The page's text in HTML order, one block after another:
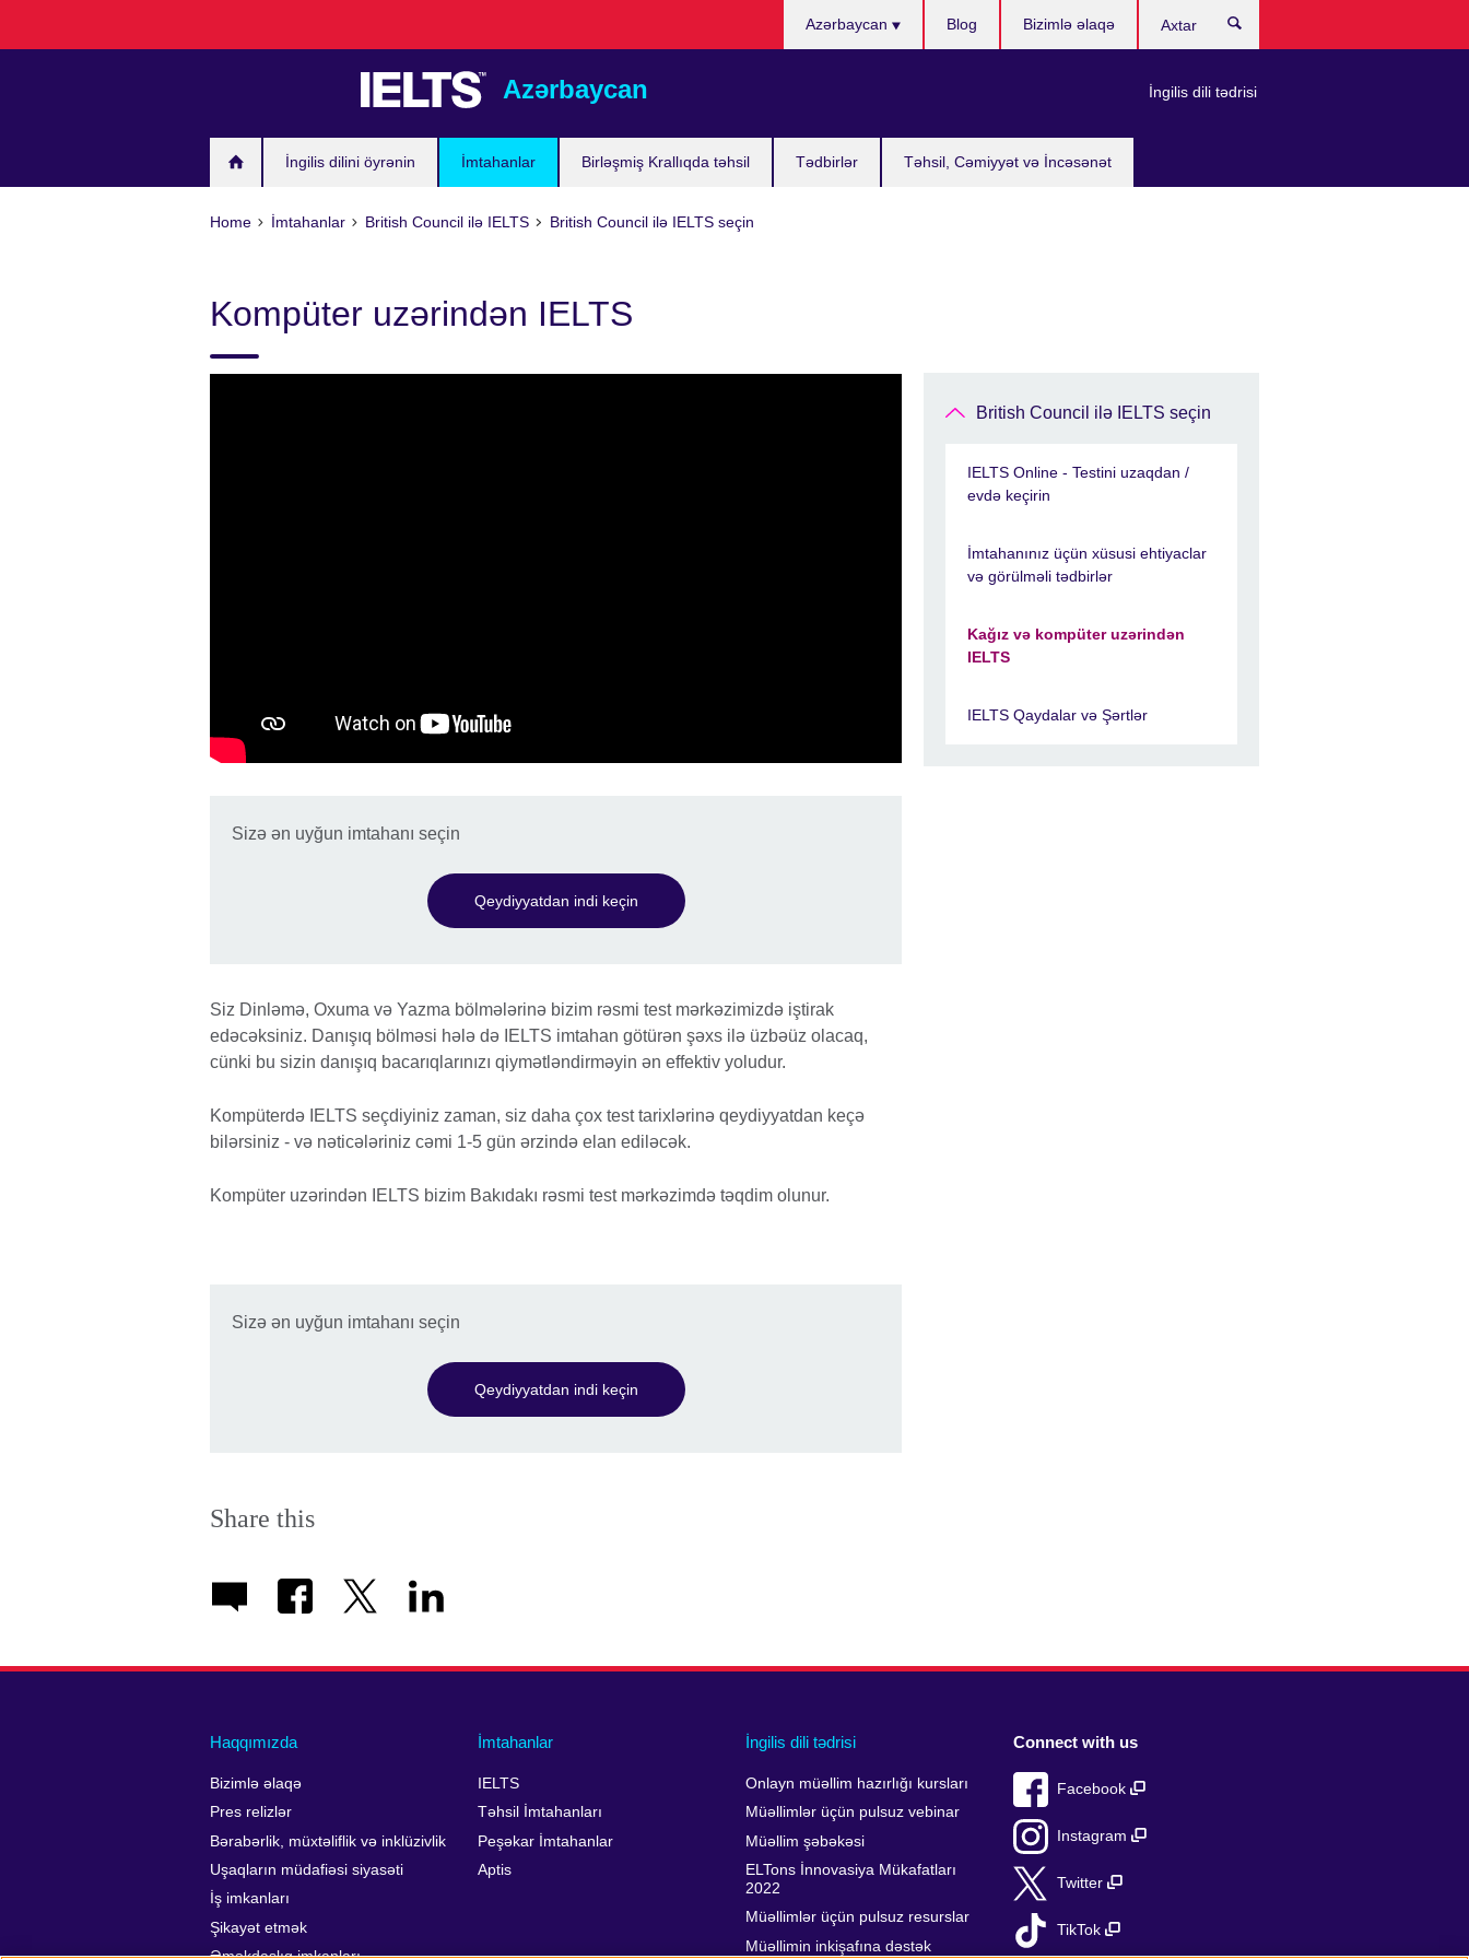
Azərbaycan
İngilis dilini öyrənin İmtahanlar Birləşmiş Krallıqda təhsil Tədbirlər Təhsil, Cəmiyyət və İncəsənət
Azərbaycan
İngilis dili tədrisi
Blog Bizimlə əlaqə
Home İmtahanlar British Council ilə IELTS British Council ilə IELTS seçin
Kompüter uzərindən IELTS
Sizə ən uyğun imtahanı seçin
Qeydiyyatdan indi keçin
Siz Dinləmə, Oxuma və Yazma bölmələrinə bizim rəsmi test mərkəzimizdə iştirak
edəcəksiniz. Danışıq bölməsi hələ də IELTS imtahan götürən şəxs ilə üzbəüz olacaq,
cünki bu sizin danışıq bacarıqlarınızı qiymətləndirməyin ən effektiv yoludur.
Kompüterdə IELTS seçdiyiniz zaman, siz daha çox test tarixlərinə qeydiyyatdan keçə
bilərsiniz - və nəticələriniz cəmi 1-5 gün ərzində elan ediləcək.
Kompüter uzərindən IELTS bizim Bakıdakı rəsmi test mərkəzimdə təqdim olunur.
Sizə ən uyğun imtahanı seçin
Qeydiyyatdan indi keçin
Share this
British Council ilə IELTS seçin
IELTS Online - Testini uzaqdan /
evdə keçirin
İmtahanınız üçün xüsusi ehtiyaclar
və görülməli tədbirlər
Kağız və kompüter uzərindən
IELTS
IELTS Qaydalar və Şərtlər
Haqqımızda
Bizimlə əlaqə
Pres relizlər
Bərabərlik, müxtəliflik və inklüzivlik
Uşaqların müdafiəsi siyasəti
İş imkanları
Şikayət etmək
İmtahanlar
IELTS
Təhsil İmtahanları
Peşəkar İmtahanlar
Aptis
İngilis dili tədrisi
Onlayn müəllim hazırlığı kursları
Müəllimlər üçün pulsuz vebinar
Müəllim şəbəkəsi
ELTons İnnovasiya Mükafatları
2022
Müəllimlər üçün pulsuz resurslar
Müəllimin inkişafına dəstək
Connect with us
Facebook
Instagram
Twitter
TikTok